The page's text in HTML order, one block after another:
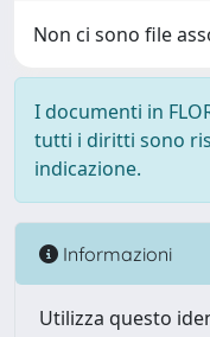
Non ci sono file
I documenti in
tutti i diritti sono
indicazione.
Informazioni
Utilizza questo